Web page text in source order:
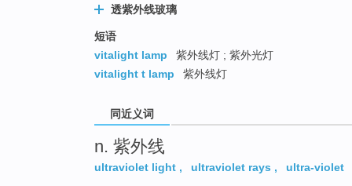
透紫外线玻璃
短语
vitalight lamp
紫外线灯 ; 紫外光灯
vitalight t lamp
紫外线灯
同近义词
n. 紫外线
ultraviolet light , ultraviolet rays , ultra-violet